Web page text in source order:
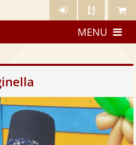
Künstler- Künstler Meine
MENU